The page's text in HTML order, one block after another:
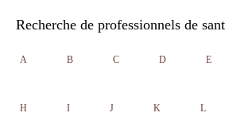
Recherche de professionnels de
A B C D E
H I J K L